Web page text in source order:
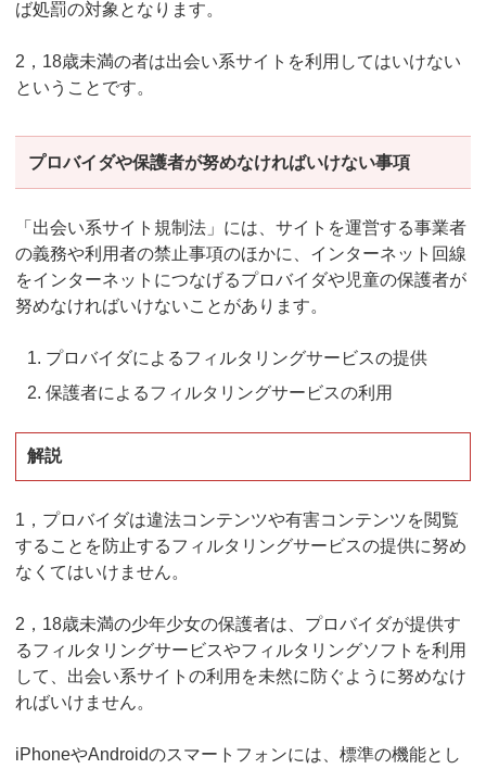
ば処罰の対象となります。
2，18歳未満の者は出会い系サイトを利用してはいけない
ということです。
プロバイダや保護者が努めなければいけない事項
「出会い系サイト規制法」には、サイトを運営する事業者
の義務や利用者の禁止事項のほかに、インターネット回線
をインターネットにつなげるプロバイダや児童の保護者が
努めなければいけないことがあります。
プロバイダによるフィルタリングサービスの提供
保護者によるフィルタリングサービスの利用
解説
1，プロバイダは違法コンテンツや有害コンテンツを閲覧
することを防止するフィルタリングサービスの提供に努め
なくてはいけません。
2，18歳未満の少年少女の保護者は、プロバイダが提供す
るフィルタリングサービスやフィルタリングソフトを利用
して、出会い系サイトの利用を未然に防ぐように努めなけ
ればいけません。
iPhoneやAndroidのスマートフォンには、標準の機能とし